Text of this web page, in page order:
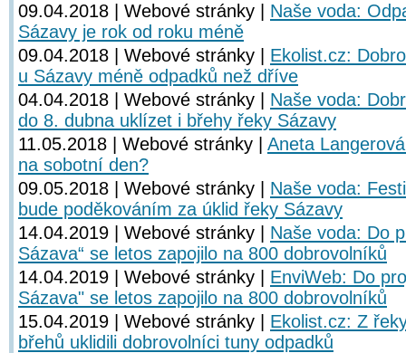
09.04.2018 | Webové stránky | Naše voda:
Sázavy je rok od roku méně
09.04.2018 | Webové stránky | Ekolist.cz:
u Sázavy méně odpadků než dříve
04.04.2018 | Webové stránky | Naše voda:
do 8. dubna uklízet i břehy řeky Sázavy
11.05.2018 | Webové stránky | Aneta
na sobotní den?
09.05.2018 | Webové stránky | Naše voda:
bude poděkováním za úklid řeky Sázavy
14.04.2019 | Webové stránky | Naše voda: Do
Sázava“ se letos zapojilo na 800 dobrovolníků
14.04.2019 | Webové stránky | EnviWeb: Do
Sázava" se letos zapojilo na 800 dobrovolníků
15.04.2019 | Webové stránky | Ekolist.cz: Z
břehů uklidili dobrovolníci tuny odpadků